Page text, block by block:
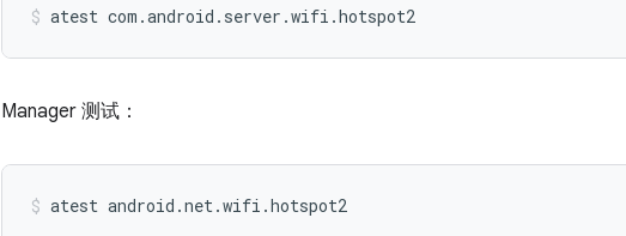
atest com.android.server.wifi.hotspot2
Manager 测试：
atest android.net.wifi.hotspot2